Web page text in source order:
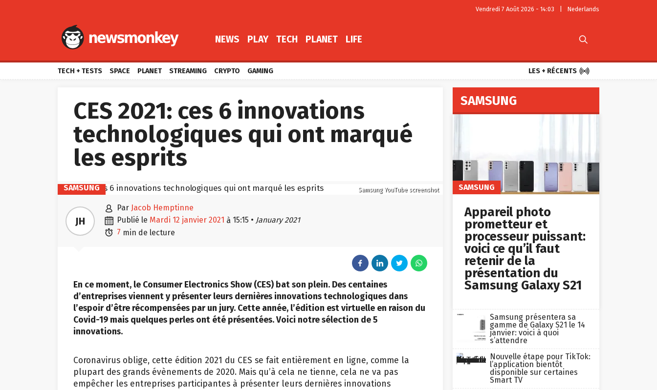
Vendredi 7 Août 2026 - 14:03 Nederlands
NEWS PLAY TECH PLANET LIFE 
TECH + TESTS SPACE PLANET STREAMING CRYPTO GAMING LES + RÉCENTS 
CES 2021: ces 6 innovations
technologiques qui ont marqué
les esprits
Samsung YouTube screenshot
SAMSUNG
JH
 par Jacob Hemptinne
 publié le mardi 12 janvier 2021 à 15:15 • January 2021
 7 min de lecture
En ce moment, le Consumer Electronics Show (CES) bat son plein. Des centaines
d’entreprises viennent y présenter leurs dernières innovations technologiques dans
l’espoir d’être récompensées par un jury. Cette année, l’édition est virtuelle en raison du
Covid-19 mais quelques perles ont été présentées. Voici notre sélection de 5
innovations.
Coronavirus oblige, cette édition 2021 du CES se fait entièrement en ligne, comme la
plupart des grands évènements de 2020. Mais qu’à cela ne tienne, cela ne va pas
empêcher les entreprises participantes à présenter leurs dernières innovations
SAMSUNG
SAMSUNG
Appareil photo
prometteur et
processeur puissant:
voici ce qu’il faut
retenir de la
présentation du
Samsung Galaxy S21
Samsung présentera sa
gamme de Galaxy S21 le 14
janvier: voici à quoi
s’attendre
Nouvelle étape pour TikTok:
l’application bientôt
disponible sur certaines
Smart TV